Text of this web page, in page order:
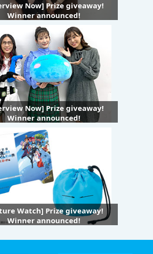
Now] Prize giveaway!
Winner announced!
Now] Prize giveaway!
Winner announced!
Watch] Prize giveaway!
Winner announced!